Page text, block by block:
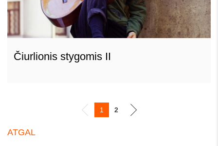
Čiurlionis stygomis II
1 2
ATGAL